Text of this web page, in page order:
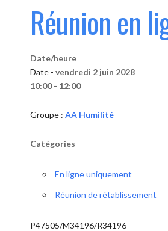
Réunion en
Date/heure
Date - vendredi 2 juin 2028
10:00 - 12:00
Groupe : AA Humilité
Catégories
En ligne uniquement
Réunion de rétablissement
P47505/M34196/R34196